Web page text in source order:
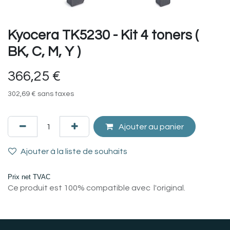
Kyocera TK5230 - Kit 4 toners (
BK, C, M, Y )
366,25 €
302,69 € sans taxes
Ajouter au panier
Ajouter à la liste de souhaits
Prix net TVAC
Ce produit est 100% compatible avec l'original.